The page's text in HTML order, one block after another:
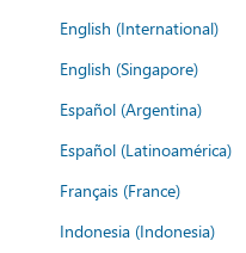
English (International)
English (Singapore)
Español (Argentina)
Español (Latinoamérica)
Français (France)
Indonesia (Indonesia)